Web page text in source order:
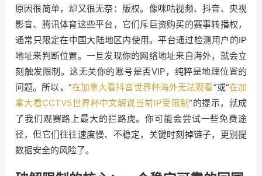
原因很简单，却又很无奈：版权。像咪咕视频、抖音、央视
影音、腾讯体育这些平台，它们斥巨资购买的赛事转播权，
通常只限定在中国大陆地区内使用。平台通过检测用户的IP
地址来判断位置。一旦发现你的网络地址来自海外，就会立
刻触发限制。这无关你的账号是否VIP，纯粹是地理位置的
问题。所以，“在加拿大看抖音世界杯海外无法观看”或“在加
拿大看CCTV5世界杯中文解说当前IP受限制”的提示，就成
了我们观赛路上最大的拦路虎。你可能会尝试一些免费途
径，但它们往往速度慢、不稳定，关键时刻掉链子，更别提
数据安全的风险了。